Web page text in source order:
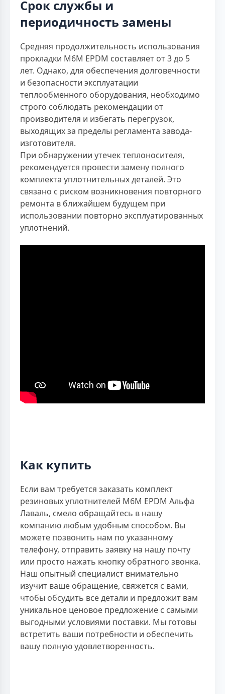
Срок службы и
периодичность замены
Средняя продолжительность использования
прокладки M6M EPDM составляет от 3 до 5
лет. Однако, для обеспечения долговечности
и безопасности эксплуатации
теплообменного оборудования, необходимо
строго соблюдать рекомендации от
производителя и избегать перегрузок,
выходящих за пределы регламента завода-
изготовителя.
При обнаружении утечек теплоносителя,
рекомендуется провести замену полного
комплекта уплотнительных деталей. Это
связано с риском возникновения повторного
ремонта в ближайшем будущем при
использовании повторно эксплуатированных
уплотнений.
Как купить
Если вам требуется заказать комплект
резиновых уплотнителей M6M EPDM Альфа
Лаваль, смело обращайтесь в нашу
компанию любым удобным способом. Вы
можете позвонить нам по указанному
телефону, отправить заявку на нашу почту
или просто нажать кнопку обратного звонка.
Наш опытный специалист внимательно
изучит ваше обращение, свяжется с вами,
чтобы обсудить все детали и предложит вам
уникальное ценовое предложение с самыми
выгодными условиями поставки. Мы готовы
встретить ваши потребности и обеспечить
вашу полную удовлетворенность.